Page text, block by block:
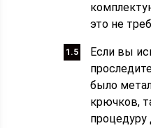
это не
Если вы
было
крючков,
процедуру